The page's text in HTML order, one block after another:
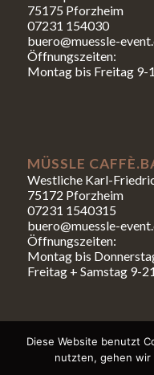
75175 Pforzheim
07231 154030
buero@muessle-
Öffnungszeiten:
Montag bis Freitag 9-
MÜSSLE
Westliche Karl-
75172 Pforzheim
07231 1540315
buero@muessle-
Öffnungszeiten:
Montag bis
Freitag + Samstag 9-
© Copyright - Müssle |
Diese Website benutzt
nutzten, gehen wir